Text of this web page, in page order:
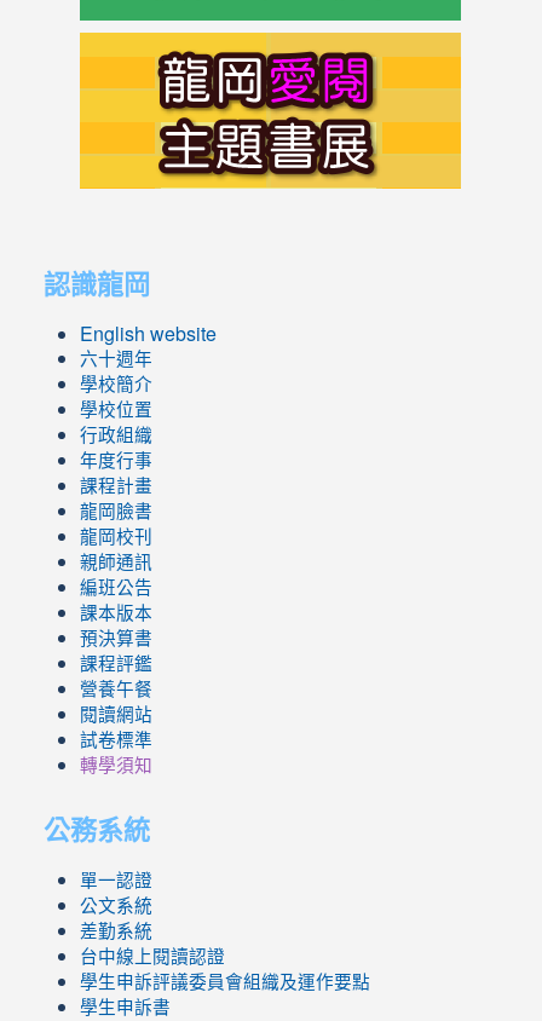
認識龍岡
English website
六十週年
學校簡介
學校位置
行政組織
年度行事
課程計畫
龍岡臉書
龍岡校刊
親師通訊
編班公告
課本版本
預決算書
課程評鑑
營養午餐
閱讀網站
試卷標準
轉學須知
公務系統
單一認證
公文系統
差勤系統
台中線上閱讀認證
學生申訴評議委員會組織及運作要點
學生申訴書